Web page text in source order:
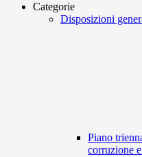
Categorie
Disposizioni
Piano
corruzione